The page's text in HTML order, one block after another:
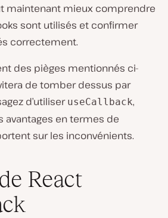
maintenant mieux comprendre
sont utilisés et confirmer
correctement.
des pièges mentionnés ci-
de tomber dessus par
d’utiliser useCallback,
avantages en termes de
sur les inconvénients.
React